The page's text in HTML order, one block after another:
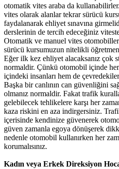
otomatik vites araba da
vites olarak alanlar tekrar sürücü
faydalanarak ehliyet sınavına
derslerinin de tercih edeceğiniz
Otomatik ve manuel vites
sürücü kursumuzun nitelikli
Eğer ilk kez ehliyet alacaksanız çok
normaldir. Çünkü otomobil içinde
içindeki insanları hem de
Başka bir canlının can güvenliğini
olmanız normaldir. Fakat trafik
gelebilecek tehlikelere karşı her
kaza riskini en aza indirgersiniz.
içerisinde kendinize güvenerek
güven zamanla egoya dönüşerek
nedenle otomobil kullanırken her
korumalısınız.
Kadın veya Erkek Direksiyon